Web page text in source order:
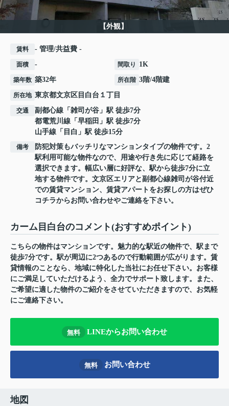
【外観】
賃料 - 管理/共益費 -
面積 - 間取り 1K
築年数 築32年 所在階 3階/4階建
所在地 東京都文京区 目白台 １丁目
交通 副都心線 「 雑司が谷 」駅 徒歩7分
都電荒川線 「 早稲田 」駅 徒歩7分
山手線 「 目白 」駅 徒歩15分
備考
防犯対策もバッチリなマンションタイプの物件です。2
駅利用可能な物件なので、用途や行き先に応じて経路を
選択できます。幅広い層に好評な、駅から徒歩7分に立
地する物件です。文京区エリアと副都心線雑司が谷付近
での賃貸マンション、賃貸アパートをお探しの方はぜひ
コチラからお問い合わせやご連絡を下さい。
カーム目白台のコメント(おすすめポイント)
こちらの物件はマンションです。魅力的な駅近の物件で、駅まで
徒歩7分です。駅が周辺に2つあるので行動範囲が広がります。賃
貸情報のことなら、地域に特化した当社にお任せ下さい。お客様
にご満足していただけるよう、全力でサポート致します。また、
ご希望に適した物件のご紹介をさせていただきますので、お気軽
にご連絡下さい。
無料 LINEからお問い合わせ
無料 お問い合わせ
地図